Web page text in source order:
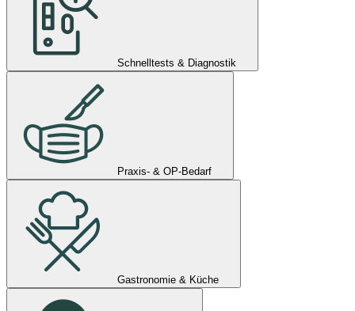
Schnelltests & Diagnostik
Praxis- & OP-Bedarf
Gastronomie & Küche